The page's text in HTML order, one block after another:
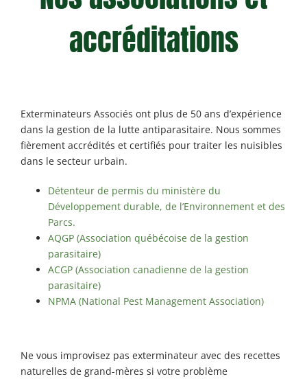
accréditations
Exterminateurs Associés ont plus de 50 ans d’expérience
dans la gestion de la lutte antiparasitaire. Nous sommes
fièrement accrédités et certifiés pour traiter les nuisibles
dans le secteur urbain.
Détenteur de permis du ministère du
Développement durable, de l’Environnement et des
Parcs.
AQGP (Association québécoise de la gestion
parasitaire)
ACGP (Association canadienne de la gestion
parasitaire)
NPMA (National Pest Management Association)
Ne vous improvisez pas exterminateur avec des recettes
naturelles de grand-mères si votre problème